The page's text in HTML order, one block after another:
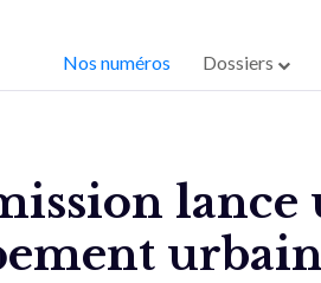
Nos numéros Dossiers
lance